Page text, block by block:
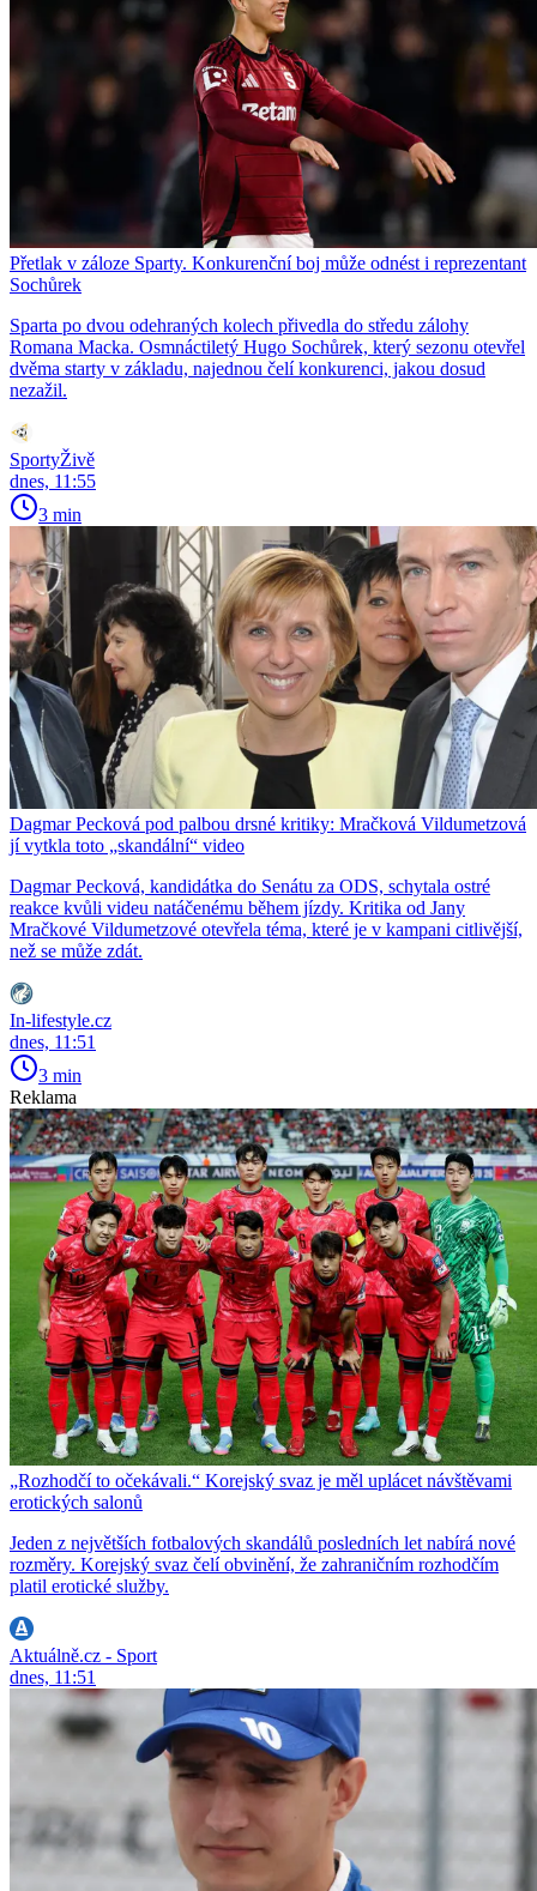
Přetlak v záloze Sparty. Konkurenční boj může odnést i reprezentant
Sochůrek
Sparta po dvou odehraných kolech přivedla do středu zálohy
Romana Macka. Osmnáctiletý Hugo Sochůrek, který sezonu otevřel
dvěma starty v základu, najednou čelí konkurenci, jakou dosud
nezažil.
SportyŽivě
dnes, 11:55
3 min
Dagmar Pecková pod palbou drsné kritiky: Mračková Vildumetzová
jí vytkla toto „skandální“ video
Dagmar Pecková, kandidátka do Senátu za ODS, schytala ostré
reakce kvůli videu natáčenému během jízdy. Kritika od Jany
Mračkové Vildumetzové otevřela téma, které je v kampani citlivější,
než se může zdát.
In-lifestyle.cz
dnes, 11:51
3 min
Reklama
„Rozhodčí to očekávali.“ Korejský svaz je měl uplácet návštěvami
erotických salonů
Jeden z největších fotbalových skandálů posledních let nabírá nové
rozměry. Korejský svaz čelí obvinění, že zahraničním rozhodčím
platil erotické služby.
Aktuálně.cz - Sport
dnes, 11:51